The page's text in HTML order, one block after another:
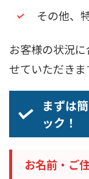
その他、
お客様の状況
せていただきま
まずは
ック！
お名前・ご